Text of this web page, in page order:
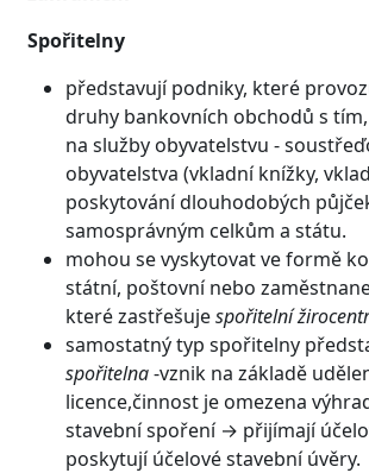
Spořitelny
představují podniky, které
druhy bankovních obchodů s
na služby obyvatelstvu -
obyvatelstva (vkladní knížky,
poskytování dlouhodobých
samosprávným celkům a státu.
mohou se vyskytovat ve formě
státní, poštovní nebo
které zastřešujespořitelní
samostatný typ spořitelny
spořitelna-vznik na základě
licence,činnost je omezena
stavební spoření → přijímají
poskytují účelové stavební úvěry.